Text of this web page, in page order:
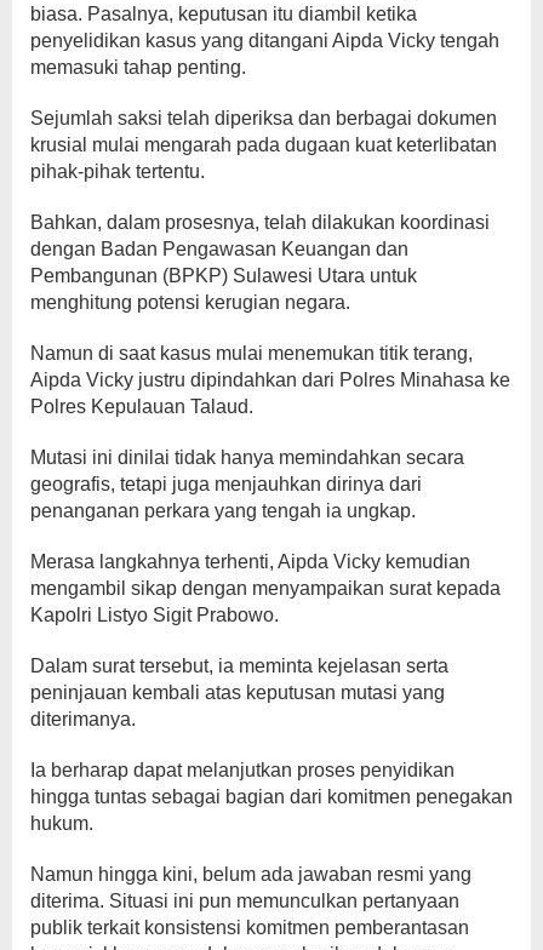
biasa. Pasalnya, keputusan itu diambil ketika
penyelidikan kasus yang ditangani Aipda Vicky tengah
memasuki tahap penting.
Sejumlah saksi telah diperiksa dan berbagai dokumen
krusial mulai mengarah pada dugaan kuat keterlibatan
pihak-pihak tertentu.
Bahkan, dalam prosesnya, telah dilakukan koordinasi
dengan Badan Pengawasan Keuangan dan
Pembangunan (BPKP) Sulawesi Utara untuk
menghitung potensi kerugian negara.
Namun di saat kasus mulai menemukan titik terang,
Aipda Vicky justru dipindahkan dari Polres Minahasa ke
Polres Kepulauan Talaud.
Mutasi ini dinilai tidak hanya memindahkan secara
geografis, tetapi juga menjauhkan dirinya dari
penanganan perkara yang tengah ia ungkap.
Merasa langkahnya terhenti, Aipda Vicky kemudian
mengambil sikap dengan menyampaikan surat kepada
Kapolri Listyo Sigit Prabowo.
Dalam surat tersebut, ia meminta kejelasan serta
peninjauan kembali atas keputusan mutasi yang
diterimanya.
Ia berharap dapat melanjutkan proses penyidikan
hingga tuntas sebagai bagian dari komitmen penegakan
hukum.
Namun hingga kini, belum ada jawaban resmi yang
diterima. Situasi ini pun memunculkan pertanyaan
publik terkait konsistensi komitmen pemberantasan